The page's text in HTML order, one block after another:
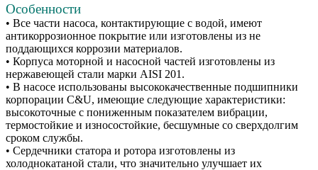
Особенности
• Все части насоса, контактирующие с водой, имеют
антикоррозионное покрытие или изготовлены из не
поддающихся коррозии материалов.
• Корпуса моторной и насосной частей изготовлены из
нержавеющей стали марки AISI 201.
• В насосе использованы высококачественные подшипники
корпорации C&U, имеющие следующие характеристики:
высокоточные с пониженным показателем вибрации,
термостойкие и износостойкие, бесшумные со сверхдолгим
сроком службы.
• Сердечники статора и ротора изготовлены из
холоднокатаной стали, что значительно улучшает их